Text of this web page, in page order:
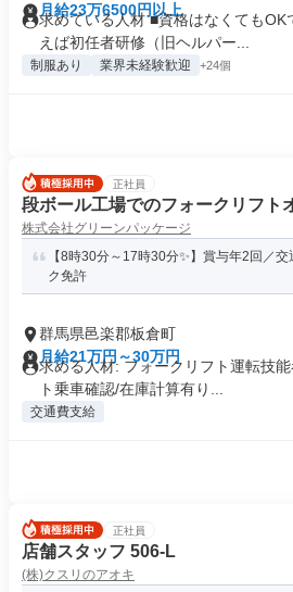
月給23万6500円以上
求めている人材 ■資格はなくても
えば初任者研修（旧ヘルパー...
制服あり 業界未経験歓迎 +24個
正社員
段ボール工場でのフォークリフト
株式会社グリーンパッケージ
【8時30分～17時30分✨】賞与年2回／
ク免許
群馬県邑楽郡板倉町
月給21万円～30万円
求める人材: フォークリフト運転技
ト乗車確認/在庫計算有り...
交通費支給
正社員
店舗スタッフ 506-L
(株)クスリのアオキ